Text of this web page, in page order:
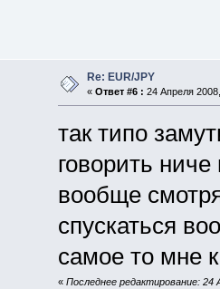
Re: EUR/JPY
« Ответ #6 : 24 Апреля
так типо
говорить
вообще
спускаться
самое то мне
« Последнее редактирование: 24